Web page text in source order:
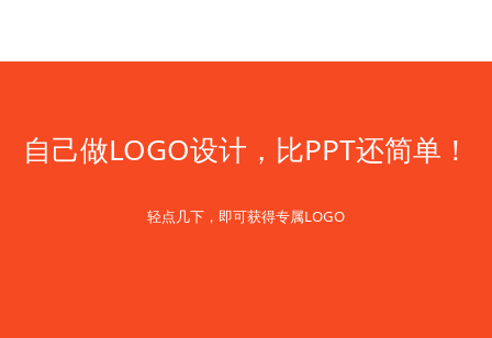
自己做LOGO设计，比PPT还简单！
轻点几下，即可获得专属LOGO